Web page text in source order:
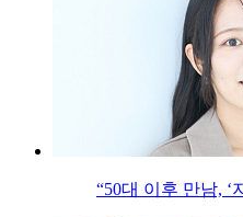
“50대 이후 만남, ‘